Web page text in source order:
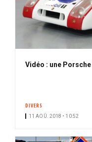
Vidéo : une
DIVERS
11 AOÛ. 2018 • 10:52